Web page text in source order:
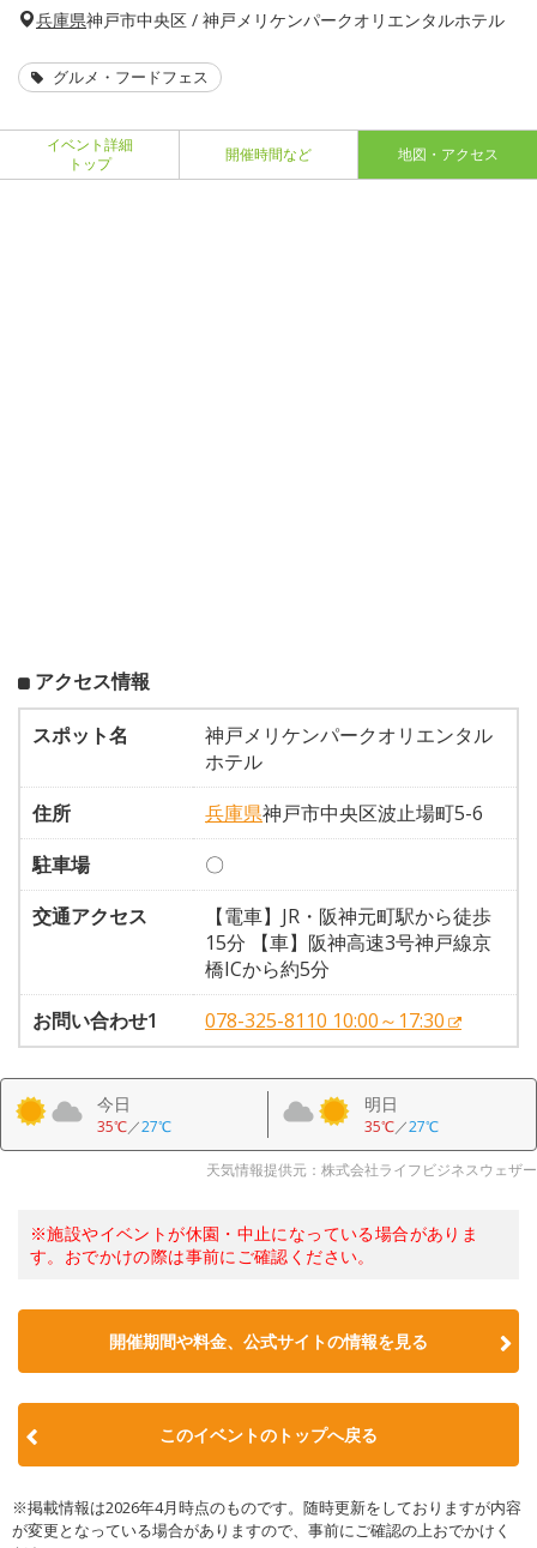
兵庫県神戸市中央区 / 神戸メリケンパークオリエンタルホテル
グルメ・フードフェス
イベント詳細
トップ
開催時間など 地図・アクセス
アクセス情報
スポット名
神戸メリケンパークオリエンタル
ホテル
住所
兵庫県神戸市中央区波止場町5-6
駐車場
〇
交通アクセス
【電車】JR・阪神元町駅から徒歩
15分 【車】阪神高速3号神戸線京
橋ICから約5分
お問い合わせ1
078-325-8110 10:00～17:30
今日
35℃／27℃
明日
35℃／27℃
天気情報提供元：株式会社ライフビジネスウェザー
※施設やイベントが休園・中止になっている場合がありま
す。おでかけの際は事前にご確認ください。
開催期間や料金、公式サイトの情報を見る
このイベントのトップへ戻る
※掲載情報は2026年4月時点のものです。随時更新をしておりますが内容
が変更となっている場合がありますので、事前にご確認の上おでかけく